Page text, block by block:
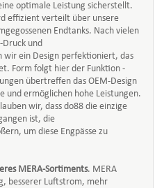
optimale Leistung sicherstellt.
effizient verteilt über unsere
Endtanks. Nach vielen
Druck und
wir ein Design perfektioniert, das
Form folgt hier der Funktion -
übertreffen das OEM-Design
und ermöglichen hohe Leistungen.
wir, dass do88 die einzige
ist, die
um diese Engpässe zu
MERA-Sortiments. MERA
besserer Luftstrom, mehr